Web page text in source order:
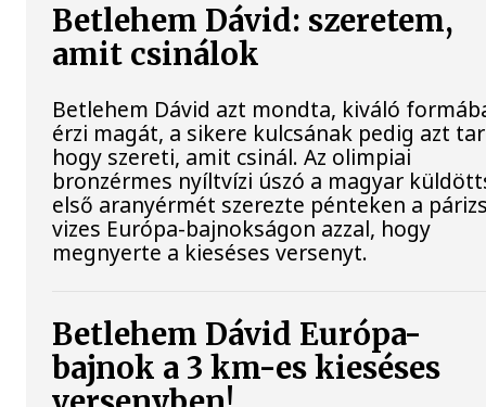
Betlehem Dávid: szeretem,
amit csinálok
Betlehem Dávid azt mondta, kiváló
érzi magát, a sikere kulcsának pedig azt
hogy szereti, amit csinál. Az olimpiai
bronzérmes nyíltvízi úszó a magyar
első aranyérmét szerezte pénteken a
vizes Európa-bajnokságon azzal, hogy
megnyerte a kieséses versenyt.
Betlehem Dávid Európa-
bajnok a 3 km-es kieséses